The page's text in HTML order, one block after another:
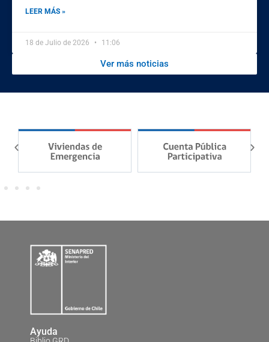
LEER MÁS »
18 de Julio de 2026 11:06
Ver más noticias
Ayuda